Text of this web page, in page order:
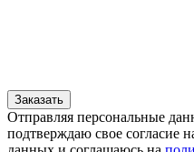
Отправляя персональные
подтверждаю свое согласие